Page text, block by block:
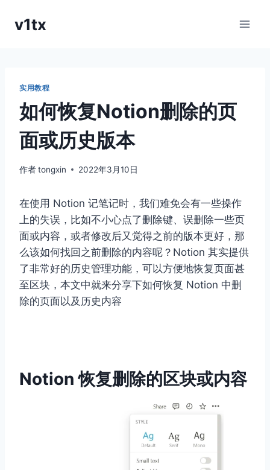
v1tx
实用教程
如何恢复Notion删除的页
面或历史版本
作者tongxin 2022年3月10日
在使用 Notion 记笔记时，我们难免会有一些操作
上的失误，比如不小心点了删除键、误删除一些页
面或内容，或者修改后又觉得之前的版本更好，那
么该如何找回之前删除的内容呢？Notion 其实提供
了非常好的历史管理功能，可以方便地恢复页面甚
至区块，本文中就来分享下如何恢复 Notion 中删
除的页面以及历史内容
Notion 恢复删除的区块或内容